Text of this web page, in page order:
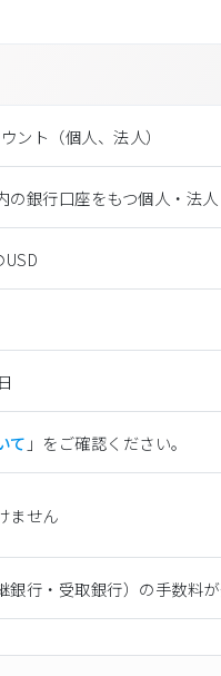
ント（個⼈、法⼈）
の銀行口座をもつ個人・法人
て 」をご確認ください。
ません
銀行・受取銀行）の手数料